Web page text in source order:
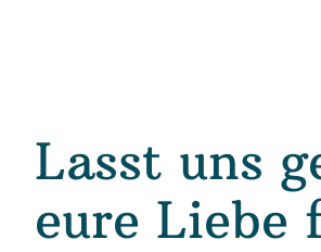
Lasst uns
eure Liebe